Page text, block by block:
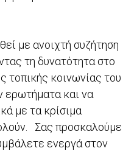
με ανοιχτή συζήτηση
τη δυνατότητα στο
τοπικής κοινωνίας του
και να
με τα κρίσιμα
Σας προσκαλούμε
ενεργά στον